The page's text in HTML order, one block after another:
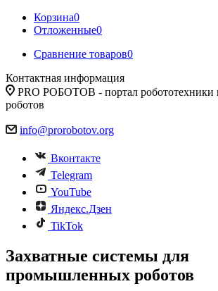
Корзина0
Отложенные0
Сравнение товаров0
Контактная информация
PRO РОБОТОВ - портал робототехники
роботов
info@prorobotov.org
Вконтакте
Telegram
YouTube
Яндекс.Дзен
TikTok
Захватные системы для
промышленных роботов